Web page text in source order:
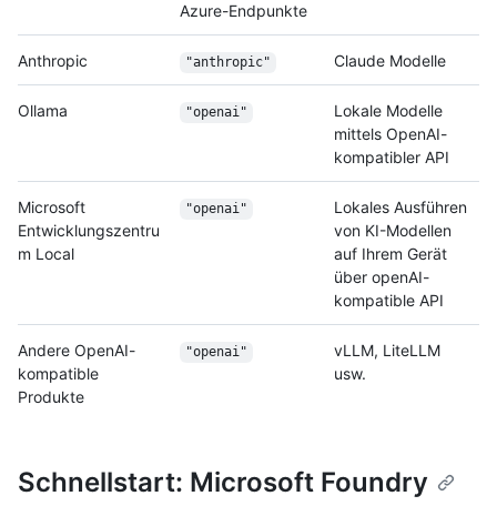
Azure-Endpunkte
Anthropic "anthropic" Claude Modelle
Ollama "openai"
Lokale Modelle
mittels OpenAI-
kompatibler API
Microsoft
Entwicklungszentru
m Local
"openai"
Lokales Ausführen
von KI-Modellen
auf Ihrem Gerät
über openAI-
kompatible API
Andere OpenAI-
kompatible
Produkte
"openai"
vLLM, LiteLLM
usw.
Schnellstart: Microsoft Foundry